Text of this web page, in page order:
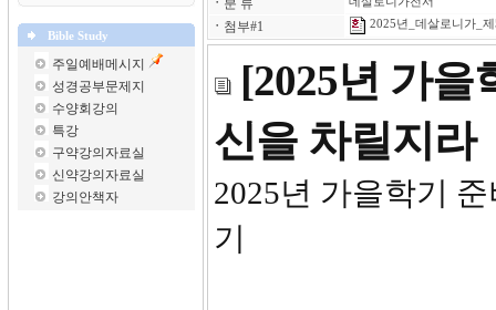
Bible Study
주일예배메시지
성경공부문제지
수양회강의
특강
구약강의자료실
신약강의자료실
강의안책자
ㆍ 분 류
ㆍ 첨부#1 2025년_데살로니가_
[2025년 가을
신을 차릴지라
2025년 가
기